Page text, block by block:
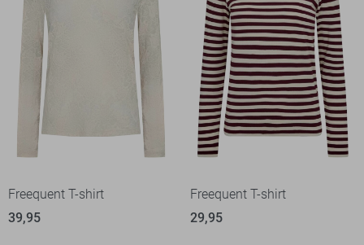
Freequent T-shirt
39,95
Freequent T-shirt
29,95